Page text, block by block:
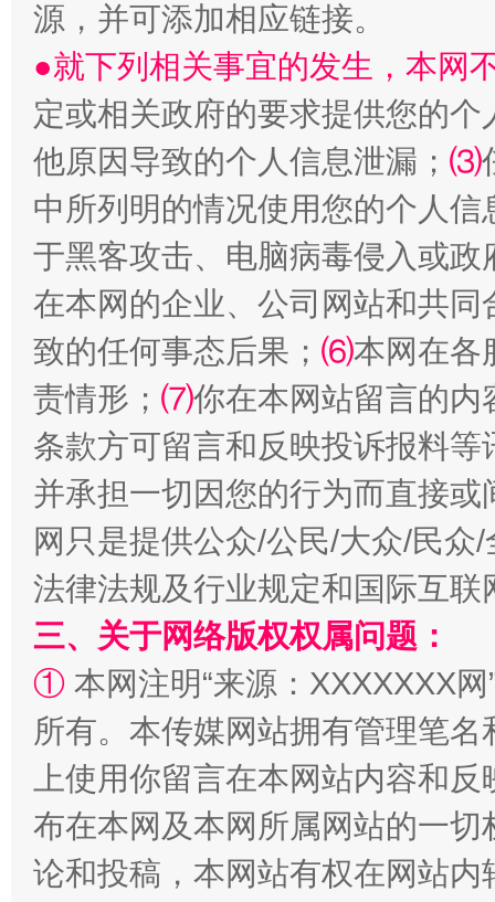
受贿1.44亿！段成刚被判无期 从幼
阿坝州三大球赛在茂县开幕 规模
源，并可添加相应链接。
●就下列相关事宜的发生，本网
定或相关政府的要求提供您的个
他原因导致的个人信息泄漏； ⑶
中所列明的情况使用您的个人
于黑客攻击、电脑病毒侵入或
在本网的企业、公司网站和共
致的任何事态后果； ⑹本网在各
责情形； ⑺你在本网站留言的内
条款方可留言和反映投诉报料
并承担一切因您的行为而直接
网只是提供公众/公民/大众/民
法律法规及行业规定和国际互
三、关于网络版权权属问题：
① 本网注明“来源：XXXXXXX
所有。本传媒网站拥有管理笔
上使用你留言在本网站内容和
布在本网及本网所属网站的一
论和投稿，本网站有权在网站